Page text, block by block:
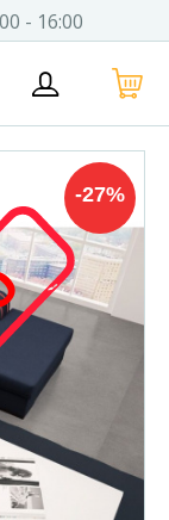
- 16:00
-27%